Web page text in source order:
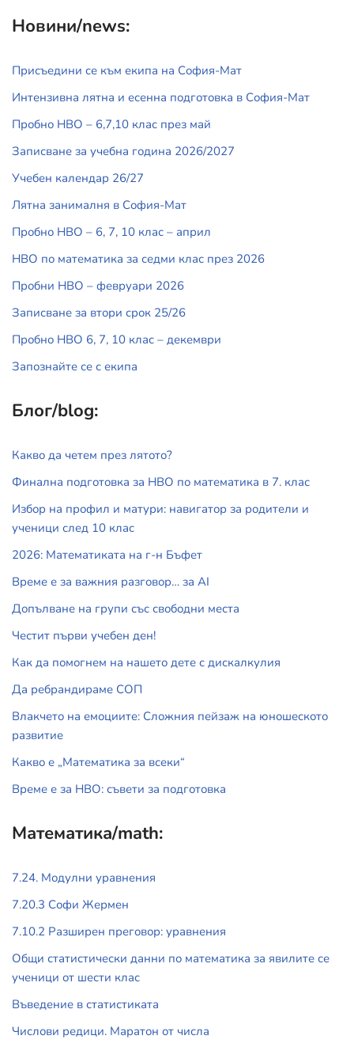
Новини/news:
Присъедини се към екипа на София-Мат
Интензивна лятна и есенна подготовка в София-Мат
Пробно НВО – 6,7,10 клас през май
Записване за учебна година 2026/2027
Учебен календар 26/27
Лятна занималня в София-Мат
Пробно НВО – 6, 7, 10 клас – април
НВО по математика за седми клас през 2026
Пробни НВО – февруари 2026
Записване за втори срок 25/26
Пробно НВО 6, 7, 10 клас – декември
Запознайте се с екипа
Блог/blog:
Какво да четем през лятото?
Финална подготовка за НВО по математика в 7. клас
Избор на профил и матури: навигатор за родители и
ученици след 10 клас
2026: Математиката на г-н Бъфет
Време е за важния разговор… за АI
Допълване на групи със свободни места
Честит първи учебен ден!
Как да помогнем на нашето дете с дискалкулия
Да ребрандираме СОП
Влакчето на емоциите: Сложния пейзаж на юношеското
развитие
Какво е „Математика за всеки“
Време е за НВО: съвети за подготовка
Математика/math:
7.24. Модулни уравнения
7.20.3 Софи Жермен
7.10.2 Разширен преговор: уравнения
Общи статистически данни по математика за явилите се
ученици от шести клас
Въведение в статистиката
Числови редици. Маратон от числа